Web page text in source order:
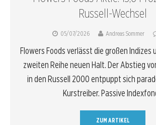
Russell-Wechsel
05/07/2026 Andreas Sommer
Flowers Foods verlässt die großen Indizes
zweiten Reihe neuen Halt. Der Abstieg
in den Russell 2000 entpuppt sich
Kurstreiber. Passive
ZUM ARTIKEL